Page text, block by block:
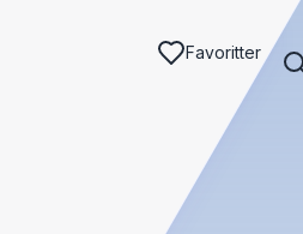
Favoritter